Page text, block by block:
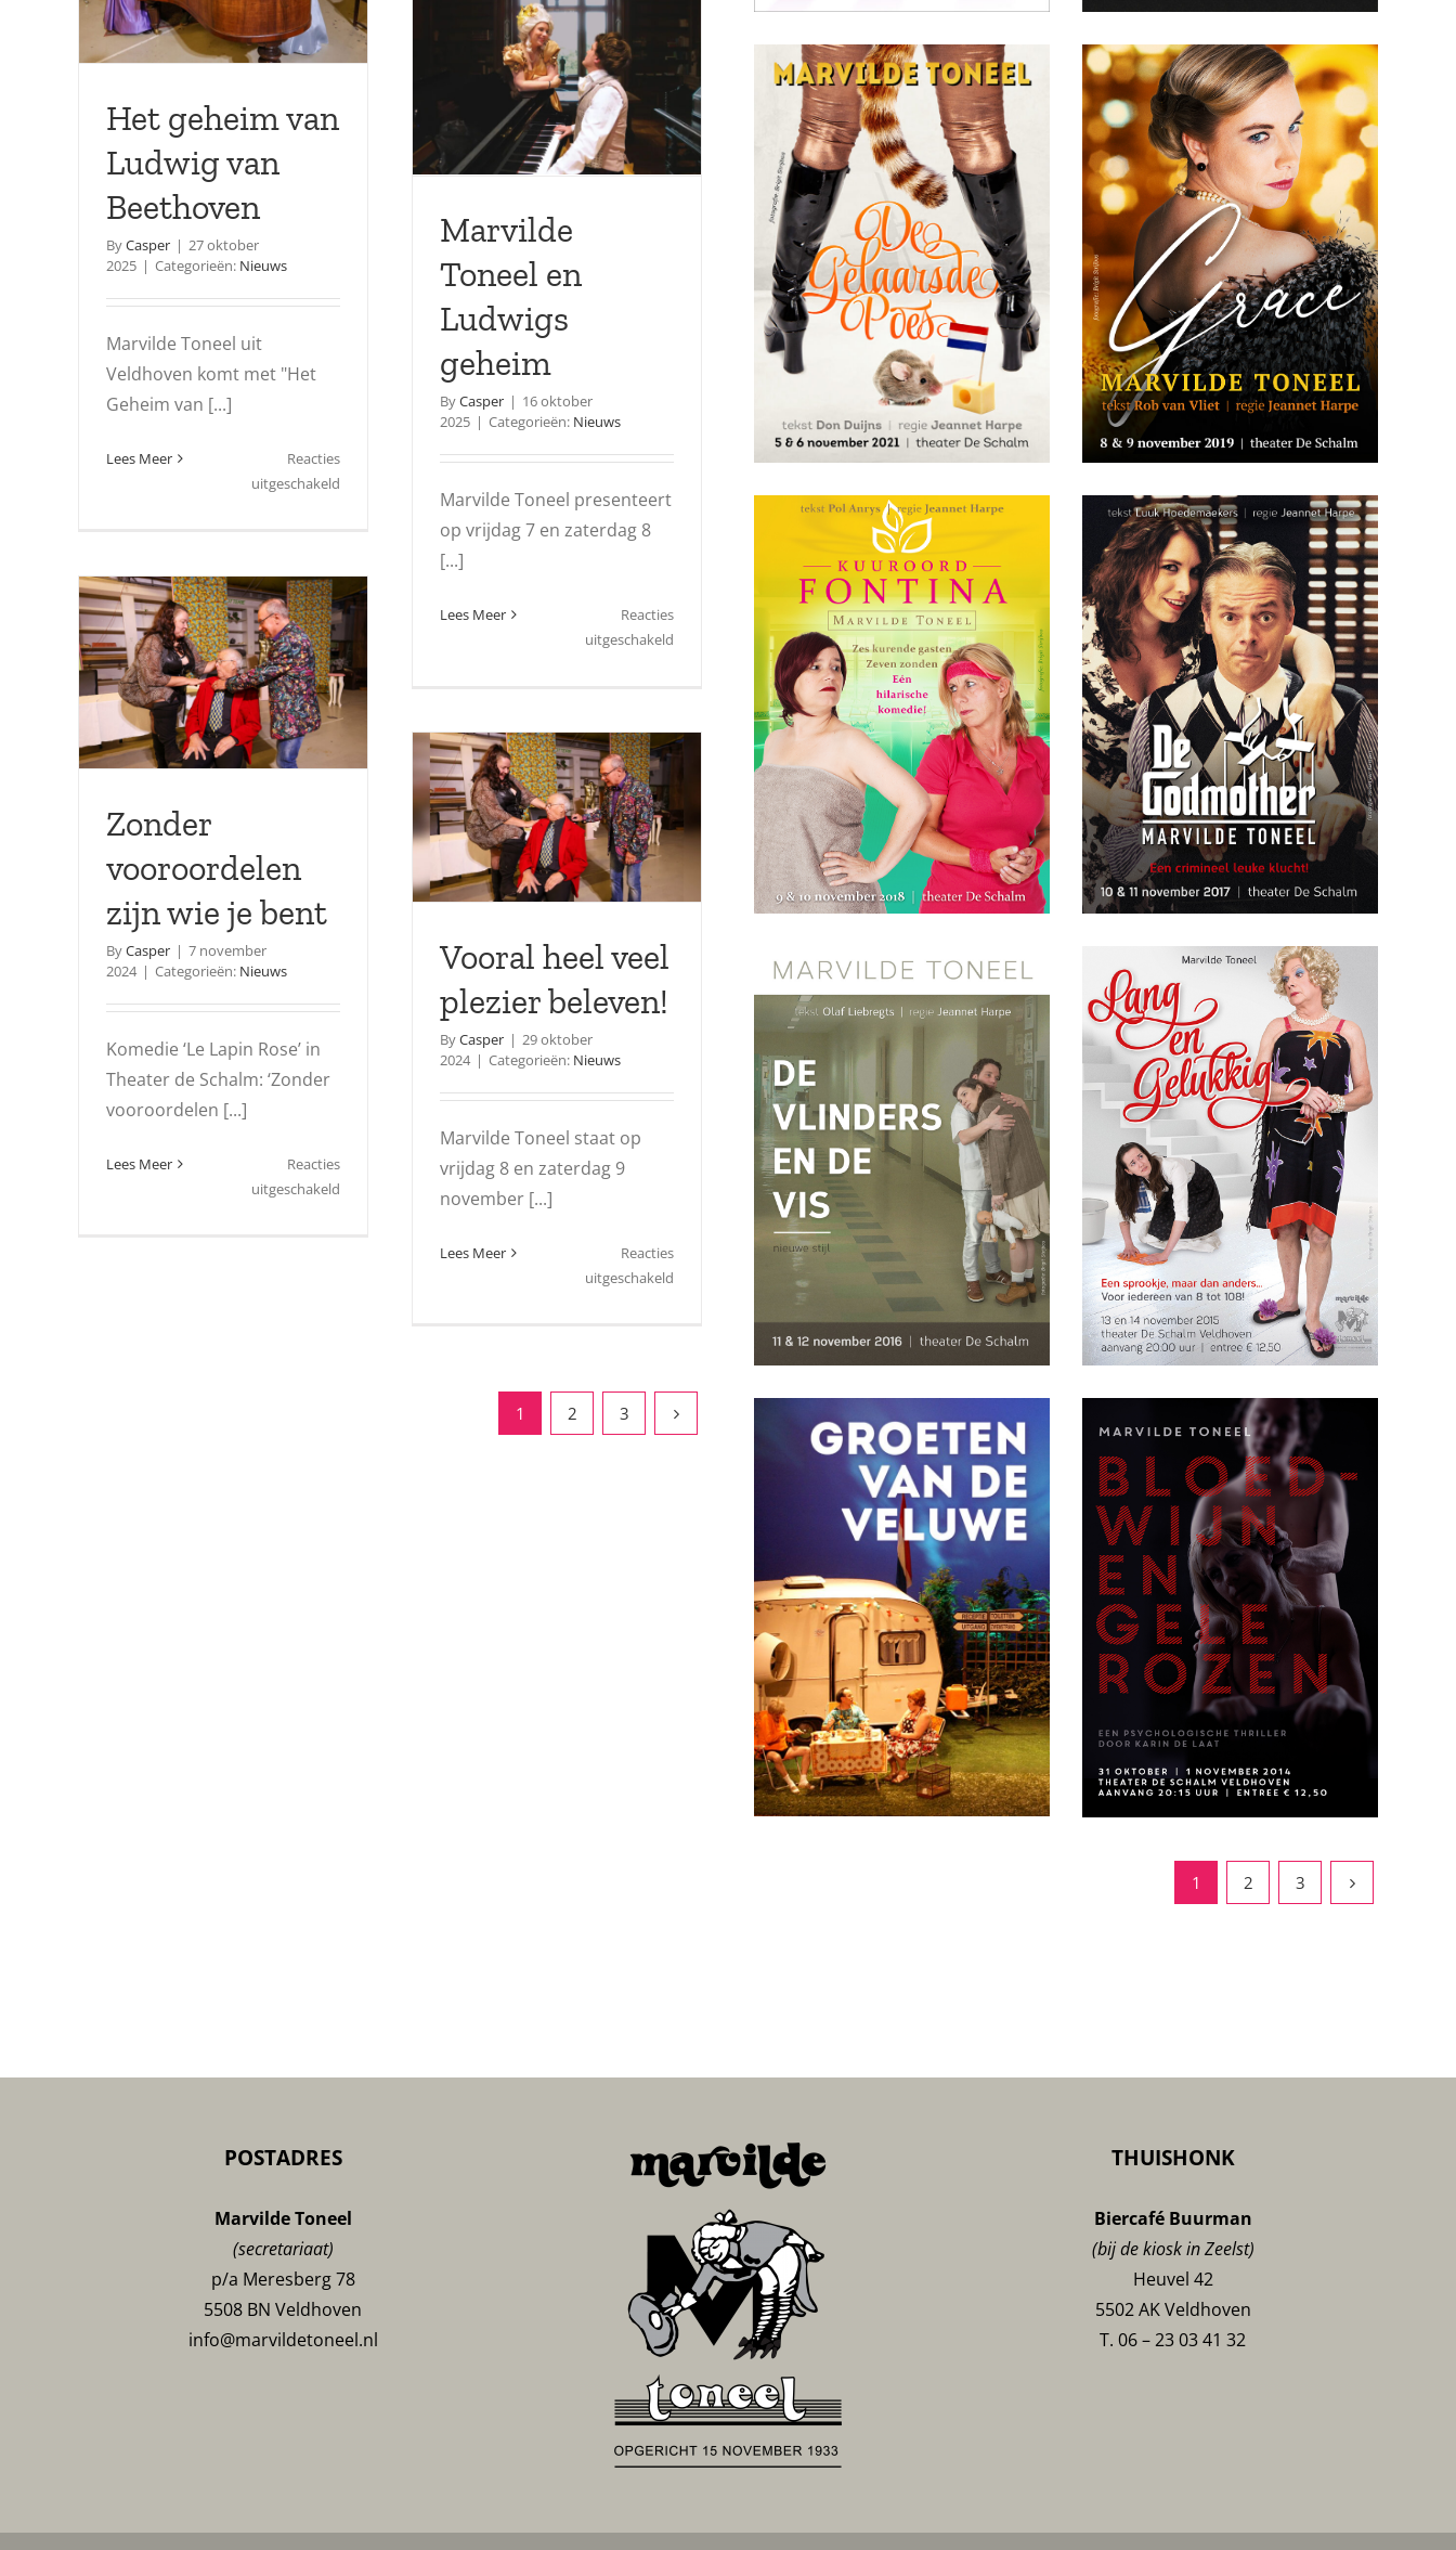
Beethoven:
‘Het
geheim
van
Ludwig’
Het geheim van
Ludwig van
Beethoven
ByCasper | 27 oktober
2025 | Categorieën: Nieuws
Marvilde Toneel uit
Veldhoven komt met "Het
Geheim van [...]
Lees Meer
Reacties
uitgeschakeld
Ludwig
van
Marvilde
Toneel en
Ludwigs
geheim
ByCasper | 16 oktober
2025 | Categorieën: Nieuws
Marvilde Toneel presenteert
op vrijdag 7 en zaterdag 8
[...]
Lees Meer
Reacties
uitgeschakeld
Ludwigs
Zonder
vooroordelen
zijn wie je bent
ByCasper | 7 november
2024 | Categorieën: Nieuws
Komedie ‘Le Lapin Rose’ in
Theater de Schalm: ‘Zonder
vooroordelen [...]
Lees Meer
Reacties
uitgeschakeld
Vooral heel veel
plezier beleven!
ByCasper | 29 oktober
2024 | Categorieën: Nieuws
Marvilde Toneel staat op
vrijdag 8 en zaterdag 9
november [...]
Lees Meer
Reacties
uitgeschakeld
1 2 3
1 2 3
POSTADRES
Marvilde Toneel
(secretariaat)
p/a Meresberg 78
5508 BN Veldhoven
info@marvildetoneel.nl
THUISHONK
Biercafé Buurman
(bij de kiosk in Zeelst)
Heuvel 42
5502 AK Veldhoven
T. 06 – 23 03 41 32